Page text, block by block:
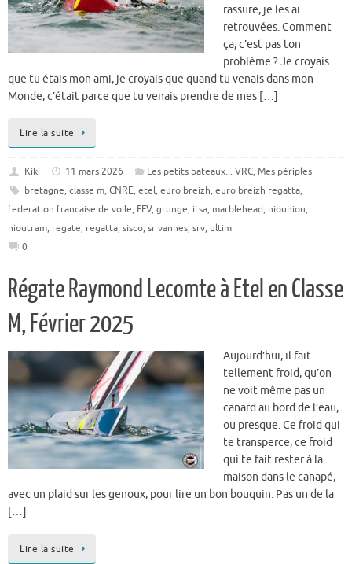
rassure, je les ai
retrouvées. Comment
ça, c’est pas ton
problème ? Je croyais
que tu étais mon ami, je croyais que quand tu venais dans mon
Monde, c’était parce que tu venais prendre de mes […]
Lire la suite
Kiki 11 mars 2026 Les petits bateaux... VRC, Mes périples
bretagne, classe m, CNRE, etel, euro breizh, euro breizh regatta,
federation francaise de voile, FFV, grunge, irsa, marblehead, niouniou,
nioutram, regate, regatta, sisco, sr vannes, srv, ultim
0
Régate Raymond Lecomte à Etel en Classe
M, Février 2025
Aujourd’hui, il fait
tellement froid, qu’on
ne voit même pas un
canard au bord de l’eau,
ou presque. Ce froid qui
te transperce, ce froid
qui te fait rester à la
maison dans le canapé,
avec un plaid sur les genoux, pour lire un bon bouquin. Pas un de la
[…]
Lire la suite